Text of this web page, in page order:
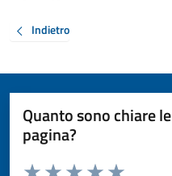
Indietro
Quanto sono chiare
pagina?
Valuta da 1 a 5 stelle la pagina